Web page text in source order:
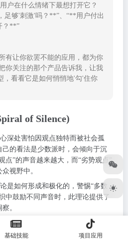
户在什么情绪下最想打开它？
足够'刺激'吗？**”、“**用户付出
？**”
有让你欲罢不能的应用，都为你
你关注的那个产品告诉我，让我
，看看它是如何悄悄地'勾'住你
of Silence)
心深处害怕因观点独特而被社会孤
己的看法是少数派时，会倾向于沉
点”的声音越来越大，而“劣势观点”
视野中。
论是如何形成和极化的，警惕“多数
中鼓励不同声音时，此理论提供了
。
舆论气候观测员”】
基础技能 项目应用